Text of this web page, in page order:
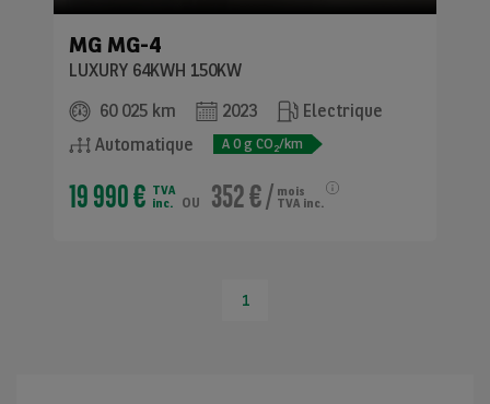
MG MG-4
LUXURY 64KWH 150KW
60 025 km
2023
Electrique
Automatique
A 0 g CO2/km
19 990 € TVA
inc.
ou 352 €/ mois
TVA inc.
1